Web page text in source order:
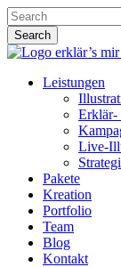
Skip
to
main
content
Search
Close
Menu
Leistungen
Erklär-
Live-
Pakete
Kreation
Portfolio
Team
Blog
Kontakt